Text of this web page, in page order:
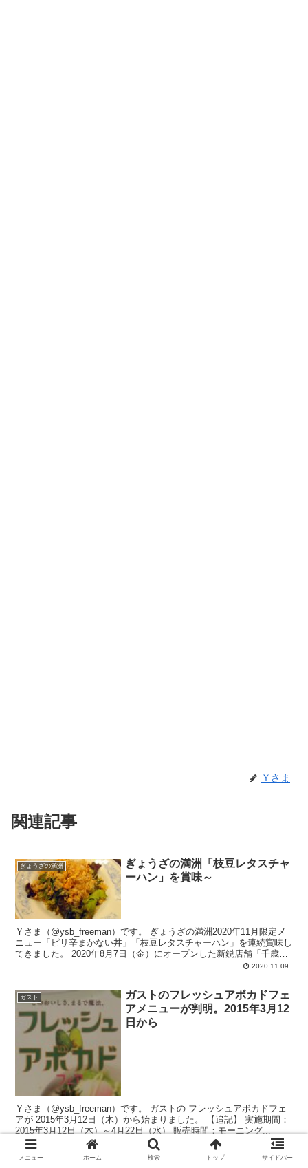
Ｙさま
関連記事
ぎょうざの満洲
ぎょうざの満洲「枝豆レタスチャ
ーハン」を賞味～
Ｙさま（@ysb_freeman）です。 ぎょうざの満洲2020年11月限定メ
ニュー「ピリ辛まかない丼」「枝豆レタスチャーハン」を連続賞味し
てきました。 2020年8月7日（金）にオープンした新鋭店舗「千歳船
2020.11.09
ガスト
ガストのフレッシュアボカドフェ
アメニューが判明。2015年3月12
日から
Ｙさま（@ysb_freeman）です。 ガストの フレッシュアボカドフェ
アが 2015年3月12日（木）から始まりました。 【追記】 実施期間：
2015年3月12日（木）～4月22日（水） 販売時間：モーニング...
2015.03.12
メニュー ホーム 検索 トップ サイドバー